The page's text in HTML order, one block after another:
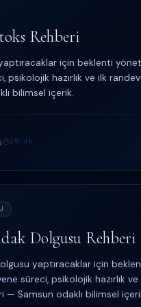
Rehberi
için beklenti
psikolojik hazırlık ve ilk
bilimsel içerik.
10 dk
Dolgusu Rehberi
yaptıracaklar için
süreci, psikolojik hazırlık ve
— Samsun odaklı bilimsel